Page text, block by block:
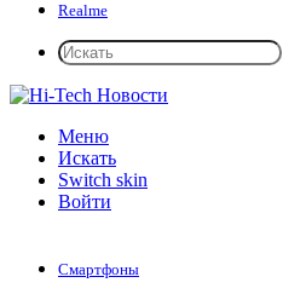
Realme
Меню
Искать
Switch skin
Войти
Смартфоны